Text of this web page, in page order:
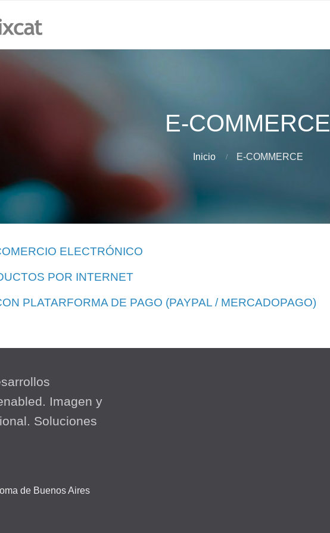
E-COMMERCE
Inicio E-COMMERCE
ELECTRÓNICO
POR INTERNET
PLATARFORMA DE PAGO (PAYPAL / MERCADOPAGO)
Imagen y
Soluciones
de Buenos Aires